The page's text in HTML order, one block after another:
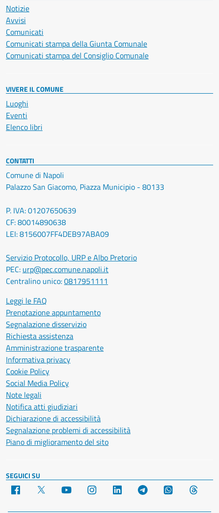
Notizie
Avvisi
Comunicati
Comunicati stampa della Giunta Comunale
Comunicati stampa del Consiglio Comunale
VIVERE IL COMUNE
Luoghi
Eventi
Elenco libri
CONTATTI
Comune di Napoli
Palazzo San Giacomo, Piazza Municipio - 80133
P. IVA: 01207650639
CF: 80014890638
LEI: 8156007FF4DEB97ABA09
Servizio Protocollo, URP e Albo Pretorio
PEC: urp@pec.comune.napoli.it
Centralino unico:0817951111
Leggi le FAQ
Prenotazione appuntamento
Segnalazione disservizio
Richiesta assistenza
Amministrazione trasparente
Informativa privacy
Cookie Policy
Social Media Policy
Note legali
Notifica atti giudiziari
Dichiarazione di accessibilità
Segnalazione problemi di accessibilità
Piano di miglioramento del sito
SEGUICI SU
Facebook YouTube Instagram LinkedIn Telegram WhatsApp